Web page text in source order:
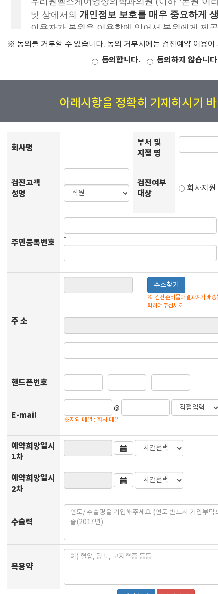
※ 동의를 거부할 수 있습니다. 동의 거부시에는 검진예약 이용이
동의합니다. 동의하지 않습니
아래사항을 정확히 기재하시기
회사명
부서 및
지점 명
검진고객
성명
검진여부
대상
회사지
주민등록번호 -
주 소
주소찾기
※ 검진 준비물과 결과지가 배
력하여 주십시오.
핸드폰번호 - -
E-mail
@
※제외 메일 : 회사 메일
예약희망일시
1차
예약희망일시
2차
수술력
복용약